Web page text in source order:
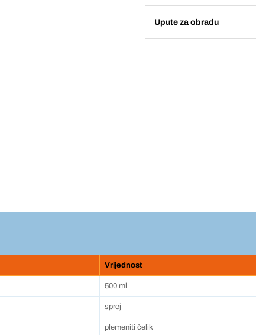
Upute za obradu
Vrijednost
500 ml
sprej
plemeniti čelik